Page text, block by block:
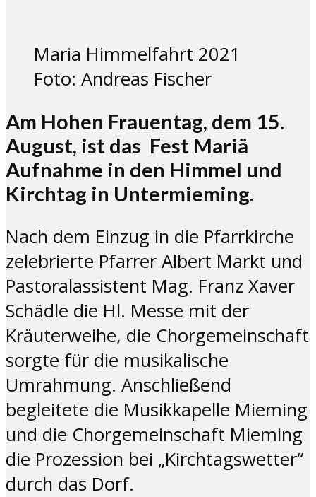
Maria Himmelfahrt 2021
Foto: Andreas Fischer
Am Hohen Frauentag, dem 15.
August, ist das Fest Mariä
Aufnahme in den Himmel und
Kirchtag in Untermieming.
Nach dem Einzug in die Pfarrkirche
zelebrierte Pfarrer Albert Markt und
Pastoralassistent Mag. Franz Xaver
Schädle die Hl. Messe mit der
Kräuterweihe, die Chorgemeinschaft
sorgte für die musikalische
Umrahmung. Anschließend
begleitete die Musikkapelle Mieming
und die Chorgemeinschaft Mieming
die Prozession bei „Kirchtagswetter“
durch das Dorf.